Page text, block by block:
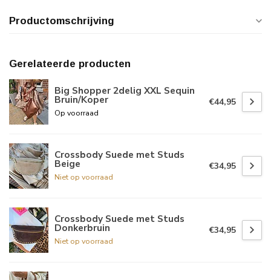
Productomschrijving
Gerelateerde producten
Big Shopper 2delig XXL Sequin
Bruin/Koper
Op voorraad
€44,95
Crossbody Suede met Studs
Beige
Niet op voorraad
€34,95
Crossbody Suede met Studs
Donkerbruin
Niet op voorraad
€34,95